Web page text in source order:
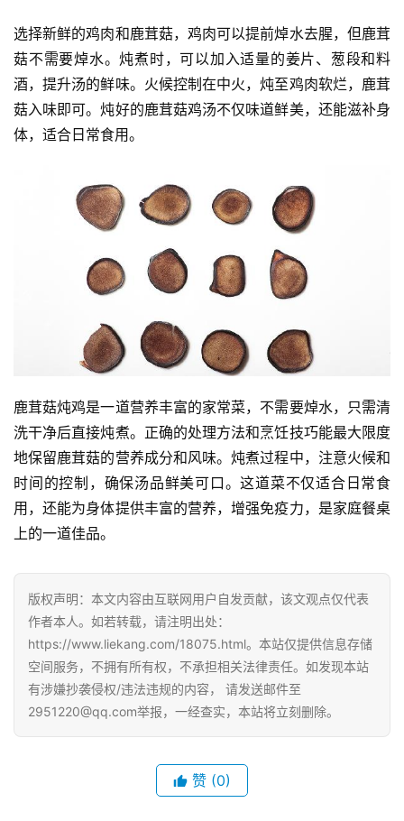
选择新鲜的鸡肉和鹿茸菇，鸡肉可以提前焯水去腥，但鹿茸
菇不需要焯水。炖煮时，可以加入适量的姜片、葱段和料
酒，提升汤的鲜味。火候控制在中火，炖至鸡肉软烂，鹿茸
菇入味即可。炖好的鹿茸菇鸡汤不仅味道鲜美，还能滋补身
体，适合日常食用。
鹿茸菇炖鸡是一道营养丰富的家常菜，不需要焯水，只需清
洗干净后直接炖煮。正确的处理方法和烹饪技巧能最大限度
地保留鹿茸菇的营养成分和风味。炖煮过程中，注意火候和
时间的控制，确保汤品鲜美可口。这道菜不仅适合日常食
用，还能为身体提供丰富的营养，增强免疫力，是家庭餐桌
上的一道佳品。
版权声明：本文内容由互联网用户自发贡献，该文观点仅代表
作者本人。如若转载，请注明出处：
https://www.liekang.com/18075.html。本站仅提供信息存储
空间服务，不拥有所有权，不承担相关法律责任。如发现本站
有涉嫌抄袭侵权/违法违规的内容， 请发送邮件至
2951220@qq.com举报，一经查实，本站将立刻删除。
赞 (0)